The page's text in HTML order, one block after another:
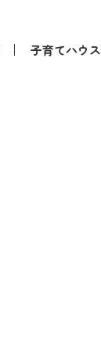
子育てハウス